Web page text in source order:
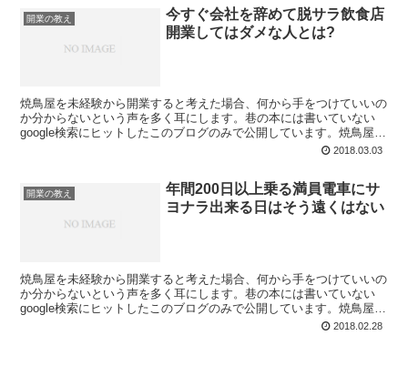
開業の教え
今すぐ会社を辞めて脱サラ飲食店
開業してはダメな人とは?
焼鳥屋を未経験から開業すると考えた場合、何から手をつけていいの
か分からないという声を多く耳にします。巷の本には書いていない
google検索にヒットしたこのブログのみで公開しています。焼鳥屋脱
2018.03.03
開業の教え
年間200日以上乗る満員電車にサ
ヨナラ出来る日はそう遠くはない
焼鳥屋を未経験から開業すると考えた場合、何から手をつけていいの
か分からないという声を多く耳にします。巷の本には書いていない
google検索にヒットしたこのブログのみで公開しています。焼鳥屋脱
2018.02.28